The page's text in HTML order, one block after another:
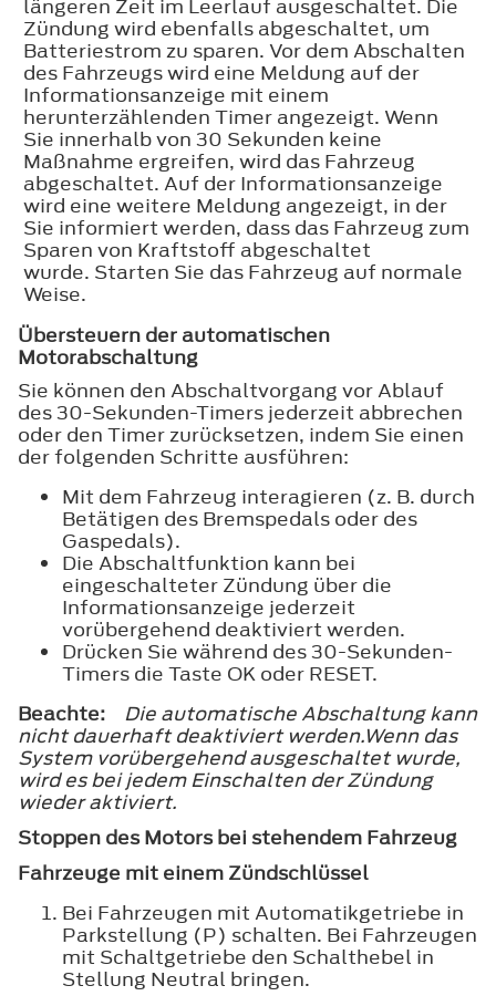
längeren Zeit im Leerlauf ausgeschaltet. Die
Zündung wird ebenfalls abgeschaltet, um
Batteriestrom zu sparen. Vor dem Abschalten
des Fahrzeugs wird eine Meldung auf der
Informationsanzeige mit einem
herunterzählenden Timer angezeigt. Wenn
Sie innerhalb von 30 Sekunden keine
Maßnahme ergreifen, wird das Fahrzeug
abgeschaltet. Auf der Informationsanzeige
wird eine weitere Meldung angezeigt, in der
Sie informiert werden, dass das Fahrzeug zum
Sparen von Kraftstoff abgeschaltet
wurde. Starten Sie das Fahrzeug auf normale
Weise.
Übersteuern der automatischen
Motorabschaltung
Sie können den Abschaltvorgang vor Ablauf
des 30-Sekunden-Timers jederzeit abbrechen
oder den Timer zurücksetzen, indem Sie einen
der folgenden Schritte ausführen:
Mit dem Fahrzeug interagieren (z. B. durch
Betätigen des Bremspedals oder des
Gaspedals).
Die Abschaltfunktion kann bei
eingeschalteter Zündung über die
Informationsanzeige jederzeit
vorübergehend deaktiviert werden.
Drücken Sie während des 30-Sekunden-
Timers die Taste OK oder RESET.
Beachte:
Die automatische Abschaltung kann
nicht dauerhaft deaktiviert werden.Wenn das
System vorübergehend ausgeschaltet wurde,
wird es bei jedem Einschalten der Zündung
wieder aktiviert.
Stoppen des Motors bei stehendem Fahrzeug
Fahrzeuge mit einem Zündschlüssel
Bei Fahrzeugen mit Automatikgetriebe in
Parkstellung (P) schalten. Bei Fahrzeugen
mit Schaltgetriebe den Schalthebel in
Stellung Neutral bringen.